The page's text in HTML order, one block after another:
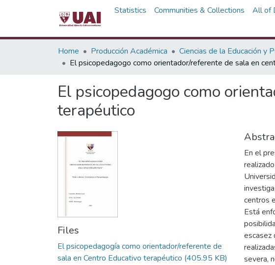
Statistics Communities & Collections All of
Home Producción Académica Ciencias de la Educación y
El psicopedagogo como orientador/referente de sala en
El psicopedagogo como
terapéutico
Files
El psicopedagogía como orientador/referente de
sala en Centro Educativo terapéutico (405.95 KB)
En el
centros
Está
escasez
severa,